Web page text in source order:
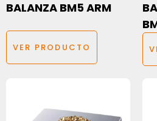
BALANZA BM5 ARM
VER PRODUCTO